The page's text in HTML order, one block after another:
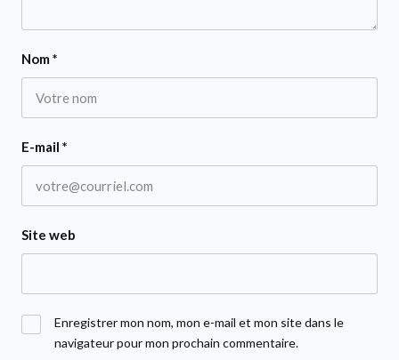
Nom *
E-mail *
Site web
Enregistrer mon nom, mon e-mail et mon site dans le
navigateur pour mon prochain commentaire.